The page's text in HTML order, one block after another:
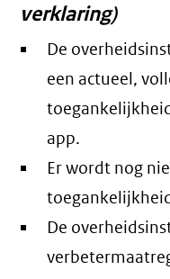
verklaring)
De
een actueel,
app.
Er wordt nog
De